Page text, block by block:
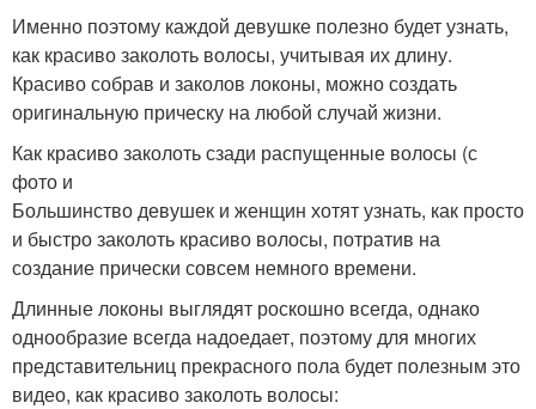
Именно поэтому каждой девушке полезно будет узнать,
как красиво заколоть волосы, учитывая их длину.
Красиво собрав и заколов локоны, можно создать
оригинальную прическу на любой случай жизни.
Как красиво заколоть сзади распущенные волосы (с
фото и
Большинство девушек и женщин хотят узнать, как просто
и быстро заколоть красиво волосы, потратив на
создание прически совсем немного времени.
Длинные локоны выглядят роскошно всегда, однако
однообразие всегда надоедает, поэтому для многих
представительниц прекрасного пола будет полезным это
видео, как красиво заколоть волосы: